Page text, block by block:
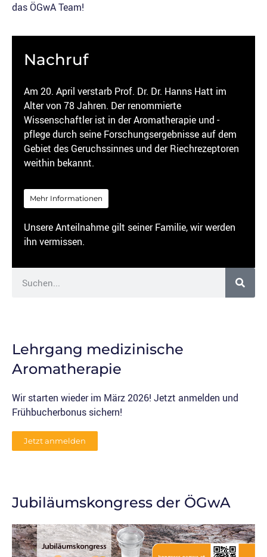
das ÖGwA Team!
Nachruf
Am 20. April verstarb Prof. Dr. Dr. Hanns Hatt im
Alter von 78 Jahren. Der renommierte
Wissenschaftler ist in der Aromatherapie und -
pflege durch seine Forschungsergebnisse auf dem
Gebiet des Geruchssinnes und der Riechrezeptoren
weithin bekannt.
Mehr Informationen
Unsere Anteilnahme gilt seiner Familie, wir werden
ihn vermissen.
Lehrgang medizinische
Aromatherapie
Wir starten wieder im März 2026! Jetzt anmelden und
Frühbucherbonus sichern!
Jetzt anmelden
Jubiläumskongress der ÖGwA